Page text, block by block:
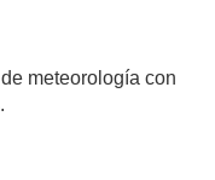
meteorología con